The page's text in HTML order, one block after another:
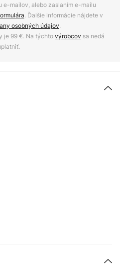
e-mailov, alebo zaslaním e-mailu
. Ďalšie informácie nájdete v
osobných údajov.
je 99 €. Na týchtovýrobcov sa nedá